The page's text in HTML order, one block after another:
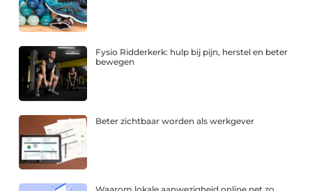
Fysio Ridderkerk: hulp bij pijn, herstel en beter
bewegen
Beter zichtbaar worden als werkgever